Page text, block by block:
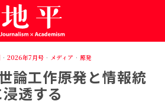
· 2026年7月号 · メディア · 原発
論工作――原発と情報統
透する